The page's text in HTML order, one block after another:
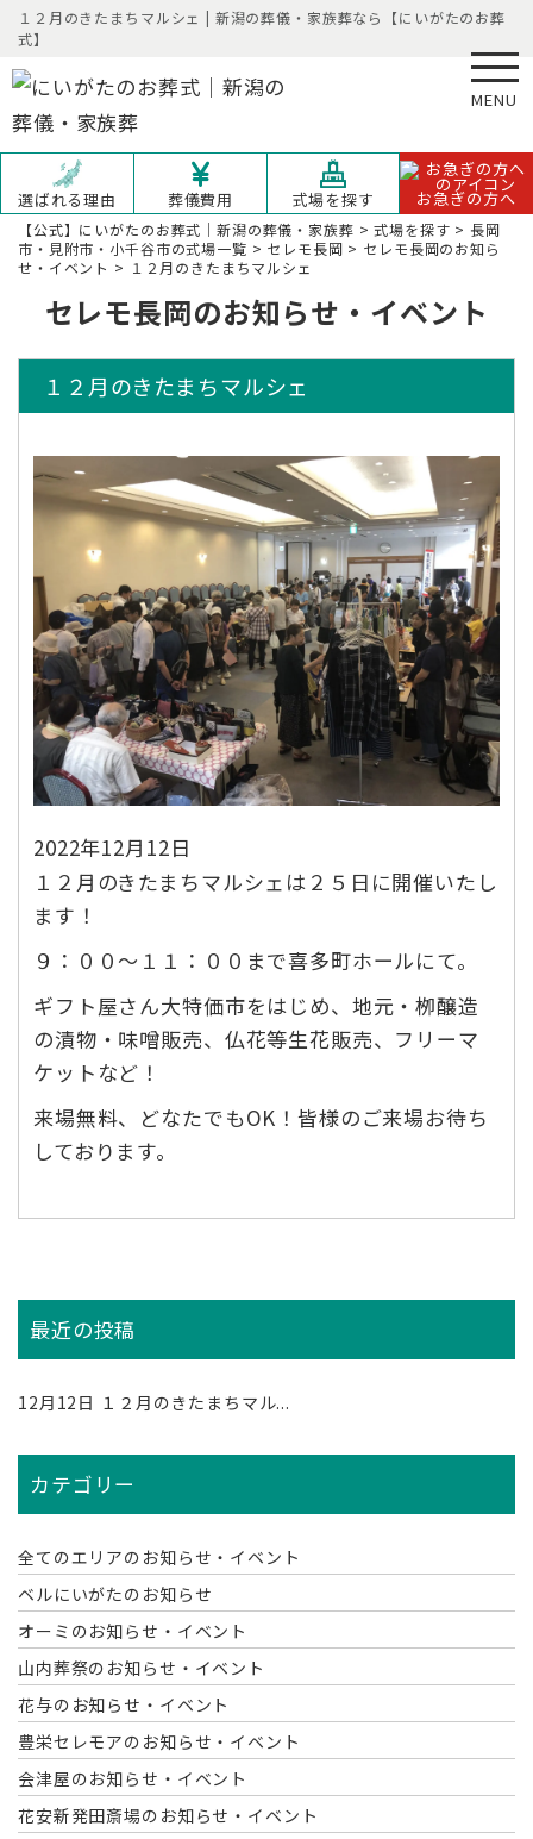
１２月のきたまちマルシェ | 新潟の葬儀・家族葬なら【にいがたのお葬
式】
MENU
選ばれる理由 葬儀費用 式場を探す お急ぎの方へ
【公式】にいがたのお葬式｜新潟の葬儀・家族葬 >式場を探す > 長岡
市・見附市・小千谷市の式場一覧 > セレモ長岡 > セレモ長岡のお知ら
せ・イベント > １２月のきたまちマルシェ
セレモ長岡のお知らせ・イベント
１２月のきたまちマルシェ
2022年12月12日
１２月のきたまちマルシェは２５日に開催いたし
ます！
９：００〜１１：００まで喜多町ホールにて。
ギフト屋さん大特価市をはじめ、地元・栁醸造
の漬物・味噌販売、仏花等生花販売、フリーマ
ケットなど！
来場無料、どなたでもOK！皆様のご来場お待ち
しております。
最近の投稿
12月12日 １２月のきたまちマル...
カテゴリー
全てのエリアのお知らせ・イベント
ベルにいがたのお知らせ
オーミのお知らせ・イベント
山内葬祭のお知らせ・イベント
花与のお知らせ・イベント
豊栄セレモアのお知らせ・イベント
会津屋のお知らせ・イベント
花安新発田斎場のお知らせ・イベント